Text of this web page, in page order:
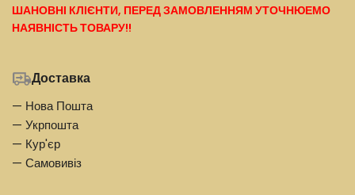
ШАНОВНІ КЛІЄНТИ, ПЕРЕД ЗАМОВЛЕННЯМ УТОЧНЮЕМО
НАЯВНІСТЬ ТОВАРУ!!
Доставка
— Нова Пошта
— Укрпошта
— Кур'єр
— Самовивіз